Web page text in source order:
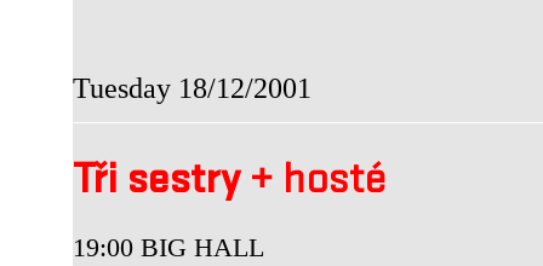
Tuesday 18/12/2001
Tři sestry + hosté
19:00 BIG HALL